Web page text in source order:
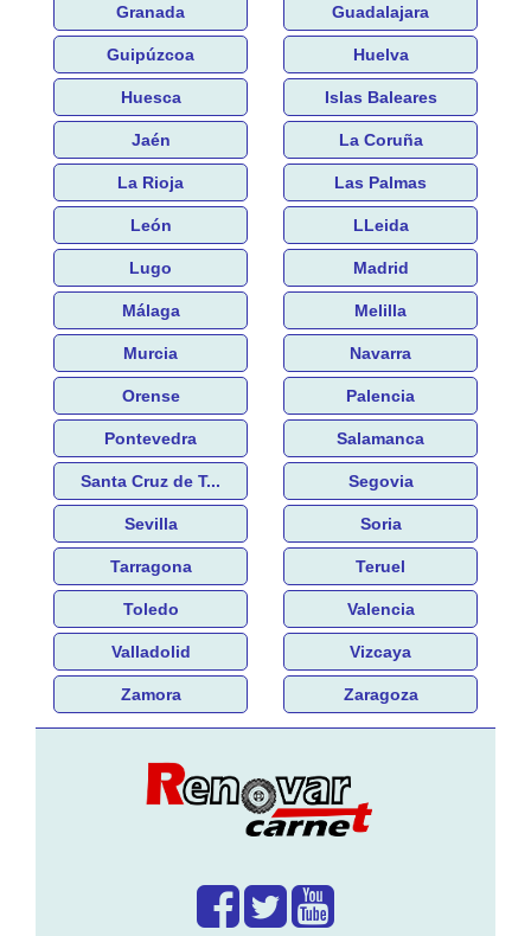
Granada Guadalajara
Guipúzcoa Huelva
Huesca Islas Baleares
Jaén La Coruña
La Rioja Las Palmas
León LLeida
Lugo Madrid
Málaga Melilla
Murcia Navarra
Orense Palencia
Pontevedra Salamanca
Santa Cruz de T... Segovia
Sevilla Soria
Tarragona Teruel
Toledo Valencia
Valladolid Vizcaya
Zamora Zaragoza